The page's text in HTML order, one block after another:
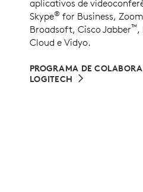
aplicativos de
Skype® for Business, Zoom
Broadsoft, Cisco Jabber™,
Cloud e Vidyo.
PROGRAMA DE
LOGITECH